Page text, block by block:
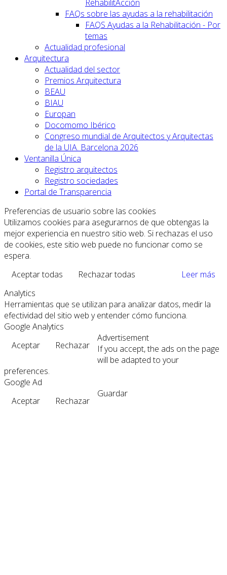
RehabilitAcción
FAQs sobre las ayudas a la rehabilitación
FAQS Ayudas a la Rehabilitación - Por
temas
Actualidad profesional
Arquitectura
Actualidad del sector
Premios Arquitectura
BEAU
BIAU
Europan
Docomomo Ibérico
Congreso mundial de Arquitectos y Arquitectas
de la UIA. Barcelona 2026
Ventanilla Única
Registro arquitectos
Registro sociedades
Portal de Transparencia
Preferencias de usuario sobre las cookies
Utilizamos cookies para asegurarnos de que obtengas la
mejor experiencia en nuestro sitio web. Si rechazas el uso
de cookies, este sitio web puede no funcionar como se
espera.
Aceptar todas
Rechazar todas
Leer más
Analytics
Herramientas que se utilizan para analizar datos, medir la
efectividad del sitio web y entender cómo funciona.
Google Analytics
Aceptar
Rechazar
Advertisement
If you accept, the ads on the page
will be adapted to your
preferences.
Google Ad
Aceptar
Rechazar
Guardar